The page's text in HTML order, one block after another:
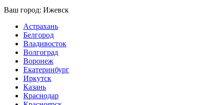
Ваш город: Ижевск
Астрахань
Белгород
Владивосток
Волгоград
Воронеж
Екатеринбург
Иркутск
Казань
Краснодар